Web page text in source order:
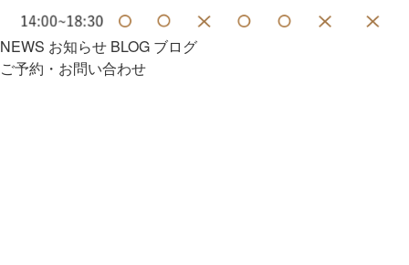
NEWS お知らせ BLOG ブログ
ご予約・お問い合わせ